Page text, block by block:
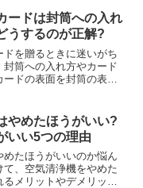
ードは封筒への入れ
うするのが正解?
ドを贈るときに迷いがち
封筒への入れ方やカード
ドの表面を封筒の表側
ます。また、郵送時には
が必要で、25g以内なら
なら140円と重さによっ
す。本記事では「クリ
筒 入れ方 向き」に関す
切手代の目安をわかり
やめたほうがいい?
いい5つの理由
めたほうがいいのか悩ん
て、空気清浄機をやめた
メリットやデメリット